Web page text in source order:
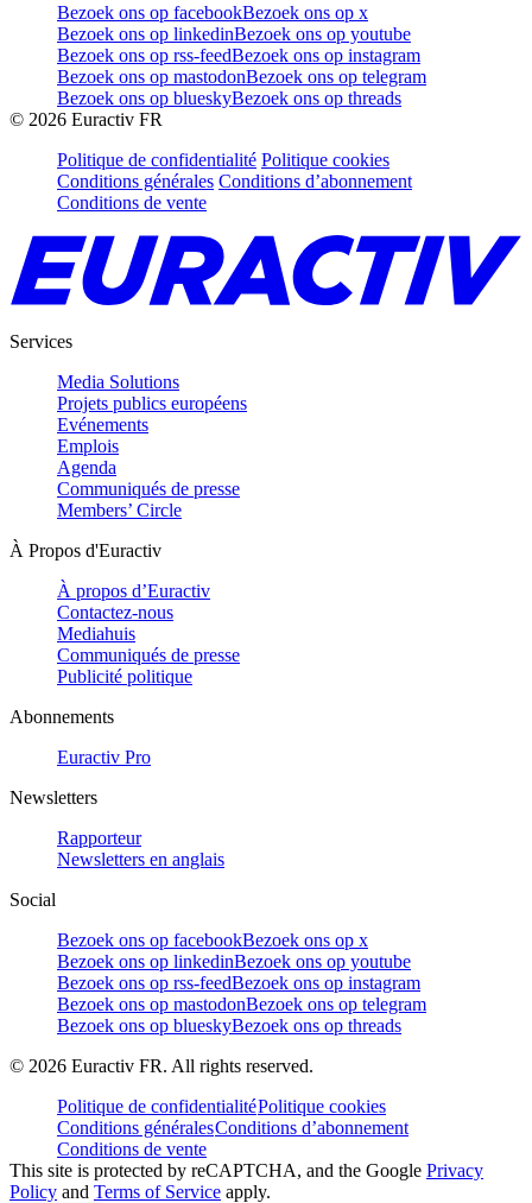
Bezoek ons op facebookBezoek ons op x
Bezoek ons op linkedinBezoek ons op youtube
Bezoek ons op rss-feedBezoek ons op instagram
Bezoek ons op mastodonBezoek ons op telegram
Bezoek ons op blueskyBezoek ons op threads
© 2026 Euractiv FR
Politique de confidentialité Politique cookies
Conditions générales Conditions d’abonnement
Conditions de vente
Services
Media Solutions
Projets publics européens
Evénements
Emplois
Agenda
Communiqués de presse
Members’ Circle
À Propos d'Euractiv
À propos d’Euractiv
Contactez-nous
Mediahuis
Communiqués de presse
Publicité politique
Abonnements
Euractiv Pro
Newsletters
Rapporteur
Newsletters en anglais
Social
Bezoek ons op facebookBezoek ons op x
Bezoek ons op linkedinBezoek ons op youtube
Bezoek ons op rss-feedBezoek ons op instagram
Bezoek ons op mastodonBezoek ons op telegram
Bezoek ons op blueskyBezoek ons op threads
© 2026 Euractiv FR. All rights reserved.
Politique de confidentialitéPolitique cookies
Conditions généralesConditions d’abonnement
Conditions de vente
This site is protected by reCAPTCHA, and the Google Privacy
Policy and Terms of Service apply.